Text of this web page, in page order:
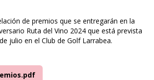
de premios que se entregarán en la
Ruta del Vino 2024 que está prevista
julio en el Club de Golf Larrabea.